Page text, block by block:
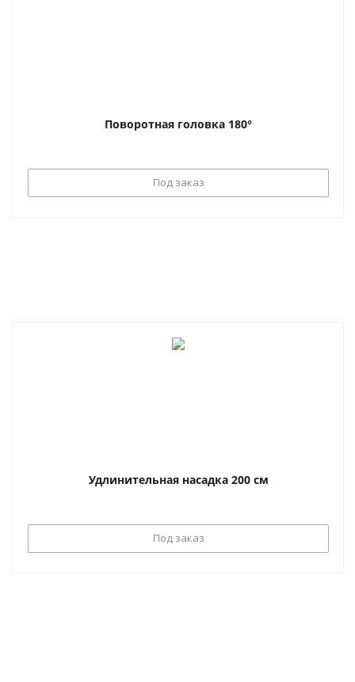
Поворотная головка 180°
Под заказ
Удлинительная насадка 200 см
Под заказ